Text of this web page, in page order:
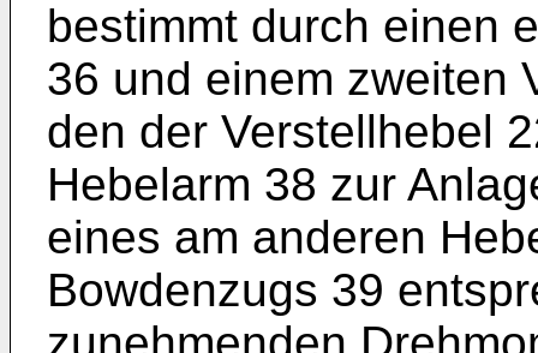
bestimmt durch einen
36 und einem zweiten
den der Verstellhebel
Hebelarm 38 zur
eines am anderen
Bowdenzugs 39